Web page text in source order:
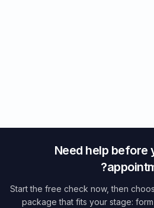
Need help before
Start the free check now, then
package that fits your stage: form